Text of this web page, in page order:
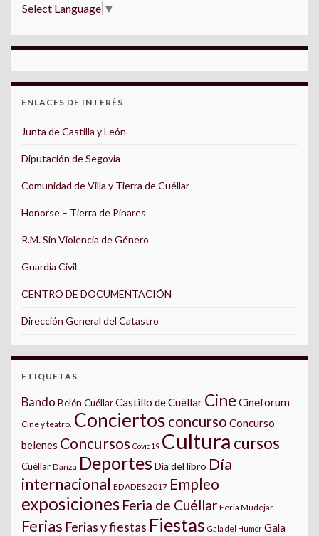
Select Language ▼
ENLACES DE INTERÉS
Junta de Castilla y León
Diputación de Segovia
Comunidad de Villa y Tierra de Cuéllar
Honorse – Tierra de Pinares
R.M. Sin Violencia de Género
Guardia Civil
CENTRO DE DOCUMENTACIÓN
Dirección General del Catastro
ETIQUETAS
Bando Belén CuéllarCastillo de Cuéllar Cine Cineforum
Cine y teatro. Conciertos concurso Concurso
belenes Concursos Covid19 Cultura cursos
Cuéllar Danza Deportes Día del libro Día
internacional EDADES 2017 Empleo
exposiciones Feria de Cuéllar Feria Mudéjar
Ferias Ferias y fiestas Fiestas Gala del Humor Gala